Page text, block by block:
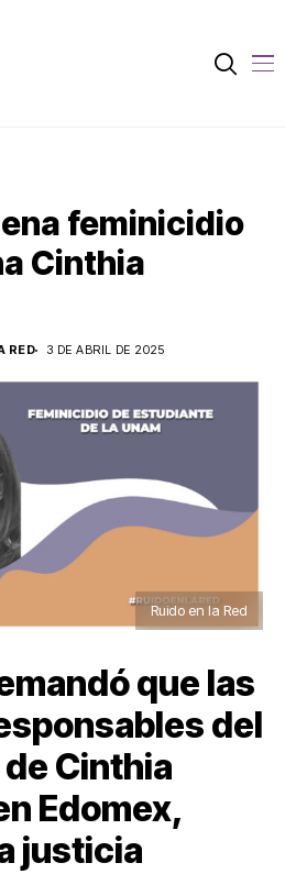
feminicidio
Cinthia
RED
3 DE ABRIL DE 2025
Ruido en la Red
que las
del
Cinthia
Edomex,
justicia